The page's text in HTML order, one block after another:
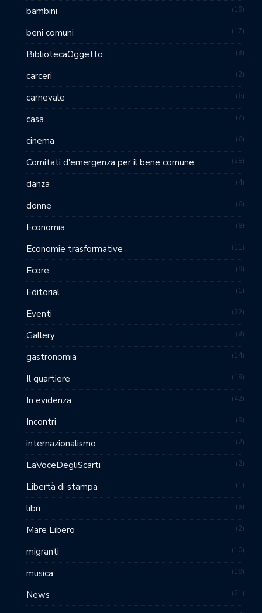
bambini 19
beni comuni 17
BibliotecaOggetto 3
carceri 2
carnevale 6
casa 7
cinema 6
Comitati d'emergenza per il bene comune 28
danza 4
donne 6
Economia 8
Economie trasformative 11
Ecore 9
Editorial 1
Eventi 22
Gallery 3
gastronomia 14
Il quartiere 19
In evidenza 42
Incontri 9
internazionalismo 2
LaVoceDegliScarti 2
Libertà di stampa 1
libri 5
Mare Libero 2
migranti 10
musica 19
News 21